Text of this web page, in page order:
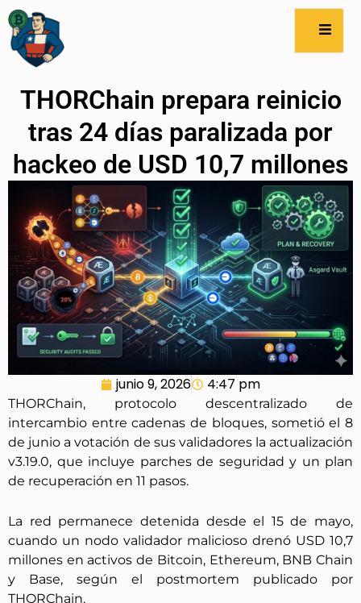
THORChain prepara reinicio
tras 24 días paralizada por
hackeo de USD 10,7 millones
junio 9, 2026 4:47 pm
THORChain, protocolo descentralizado de
intercambio entre cadenas de bloques, sometió el 8
de junio a votación de sus validadores la actualización
v3.19.0, que incluye parches de seguridad y un plan
de recuperación en 11 pasos.
La red permanece detenida desde el 15 de mayo,
cuando un nodo validador malicioso drenó USD 10,7
millones en activos de Bitcoin, Ethereum, BNB Chain
y Base, según el postmortem publicado por
THORChain.